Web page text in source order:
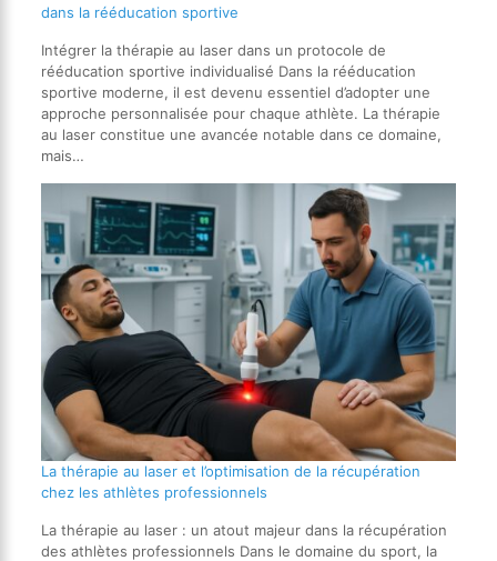
dans la rééducation sportive
Intégrer la thérapie au laser dans un protocole de
rééducation sportive individualisé Dans la rééducation
sportive moderne, il est devenu essentiel d’adopter une
approche personnalisée pour chaque athlète. La thérapie
au laser constitue une avancée notable dans ce domaine,
mais…
La thérapie au laser et l’optimisation de la récupération
chez les athlètes professionnels
La thérapie au laser : un atout majeur dans la récupération
des athlètes professionnels Dans le domaine du sport, la